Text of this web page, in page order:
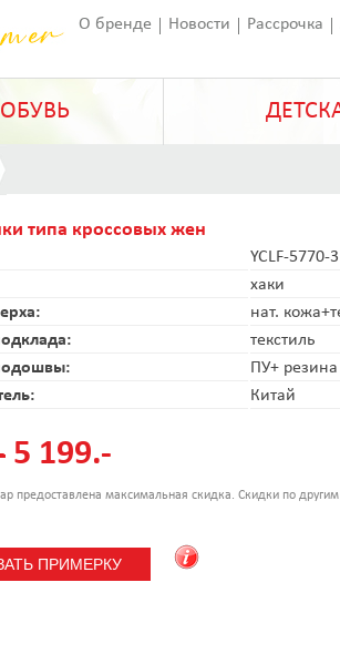
О бренде Новости Рассрочка
типа кроссовых жен
YCLF-5770-3
хаки
нат.
текстиль
ПУ+ резина
Китай
5 199.-
предоставлена максимальная скидка. Скидки по